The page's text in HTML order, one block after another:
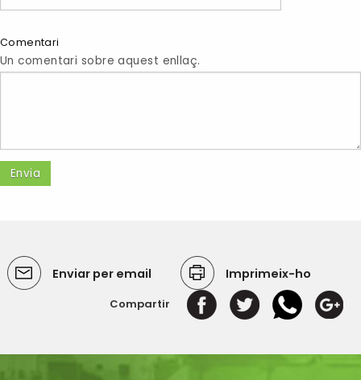
Comentari
Un comentari sobre aquest enllaç.
Enviar per email Imprimeix-ho
Compartir